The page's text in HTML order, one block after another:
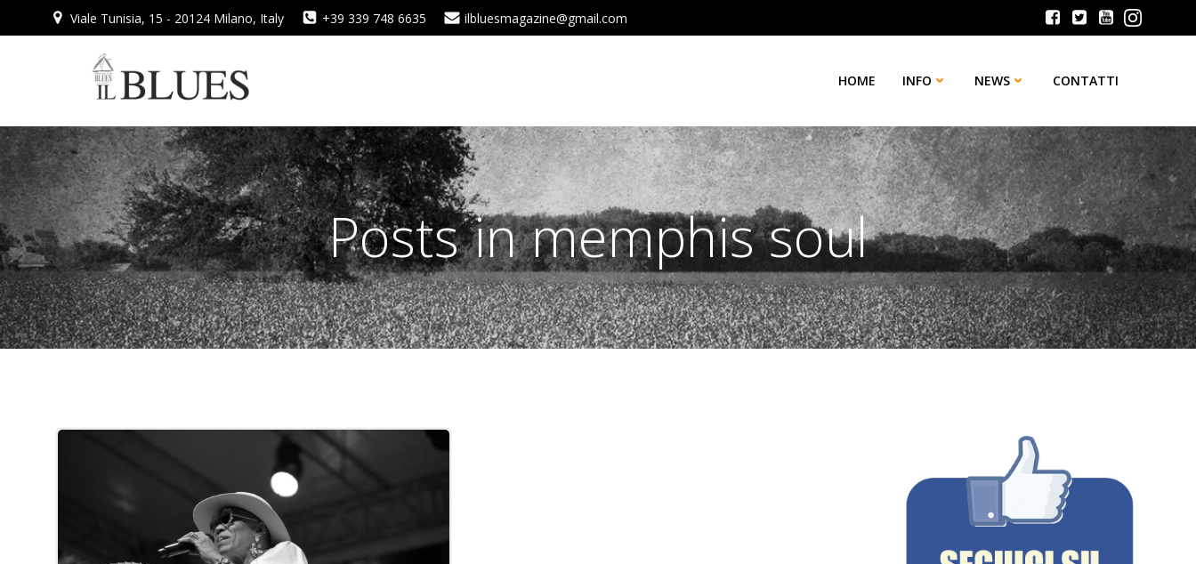
al
Viale Tunisia, 15 - 20124 Milano, Italy +39 339 748 6635 ilbluesmagazine@gmail.com
HOME INFO NEWS CONTATTI
Posts in memphis soul